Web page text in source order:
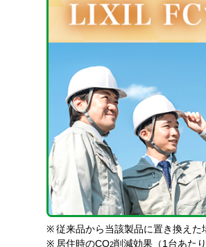
※ 従来品から当該製品に置き換え
※ 居住時のCO2削減効果（1台あた